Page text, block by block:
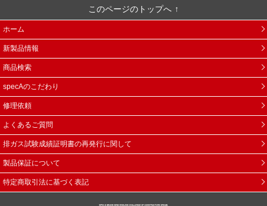
このページのトップへ
ホーム
新製品情報
商品検索
specAのこだわり
修理依頼
よくあるご質問
排ガス試験成績証明書の再発行に関して
製品保証について
特定商取引法に基づく表記